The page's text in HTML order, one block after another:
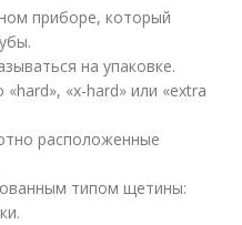
приборе, который
на упаковке.
«x-hard» или «extra
расположенные
типом щетины: